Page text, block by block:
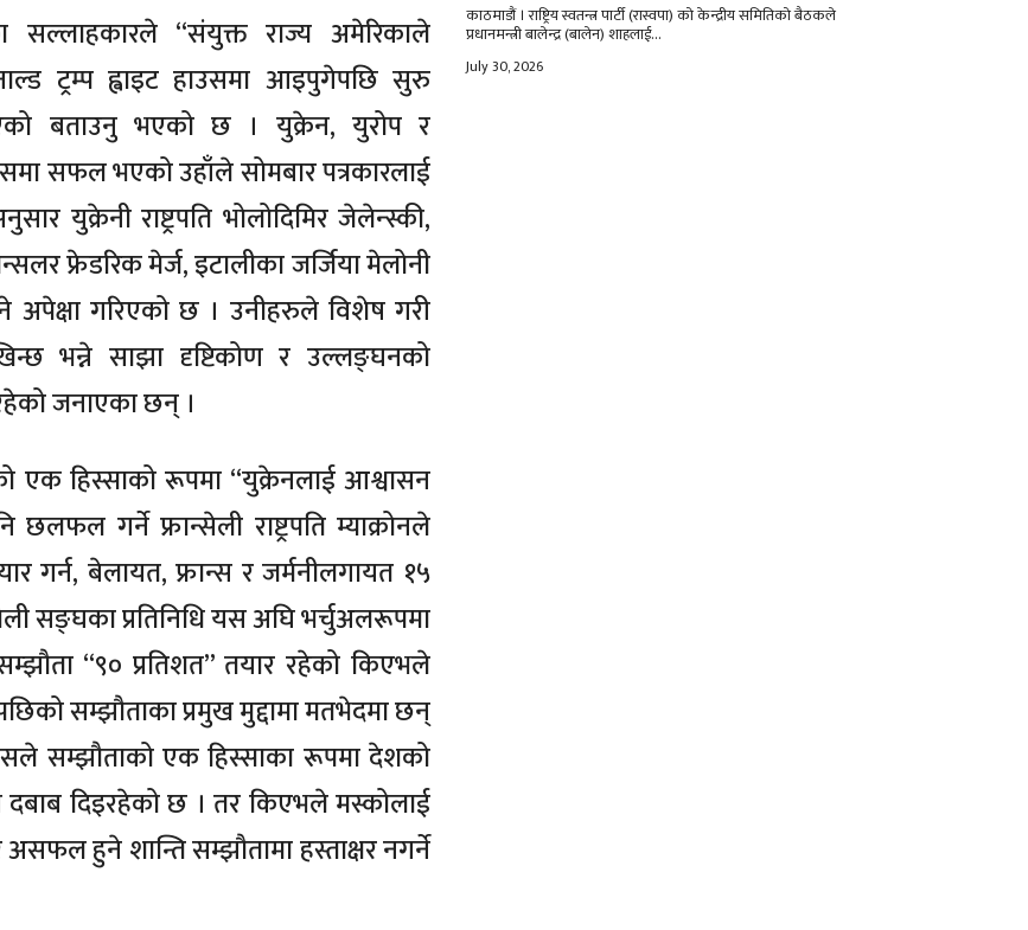
सल्लाहकारले “संयुक्त राज्य अमेरिकाले
ट्रम्प ह्वाइट हाउसमा आइपुगेपछि सुरु
बताउनु भएको छ । युक्रेन, युरोप र
सफल भएको उहाँले सोमबार पत्रकारलाई
युक्रेनी राष्ट्रपति भोलोदिमिर जेलेन्स्की,
फ्रेडरिक मेर्ज, इटालीका जर्जिया मेलोनी
अपेक्षा गरिएको छ । उनीहरुले विशेष गरी
भन्ने साझा दृष्टिकोण र उल्लङ्घनको
रहेको जनाएका छन् ।
एक हिस्साको रूपमा “युक्रेनलाई आश्वासन
छलफल गर्ने फ्रान्सेली राष्ट्रपति म्याक्रोनले
बेलायत, फ्रान्स र जर्मनीलगायत १५
सङ्घका प्रतिनिधि यस अघि भर्चुअलरूपमा
“९० प्रतिशत” तयार रहेको किएभले
सम्झौताका प्रमुख मुद्दामा मतभेदमा छन्
सम्झौताको एक हिस्साका रूपमा देशको
दबाब दिइरहेको छ । तर किएभले मस्कोलाई
हुने शान्ति सम्झौतामा हस्ताक्षर नगर्ने
काठमाडौं । राष्ट्रिय स्वतन्त्र पार्टी (रास्वपा) को केन्द्रीय समितिको बैठकले
प्रधानमन्त्री बालेन्द्र (बालेन) शाहलाई...
July 30, 2026